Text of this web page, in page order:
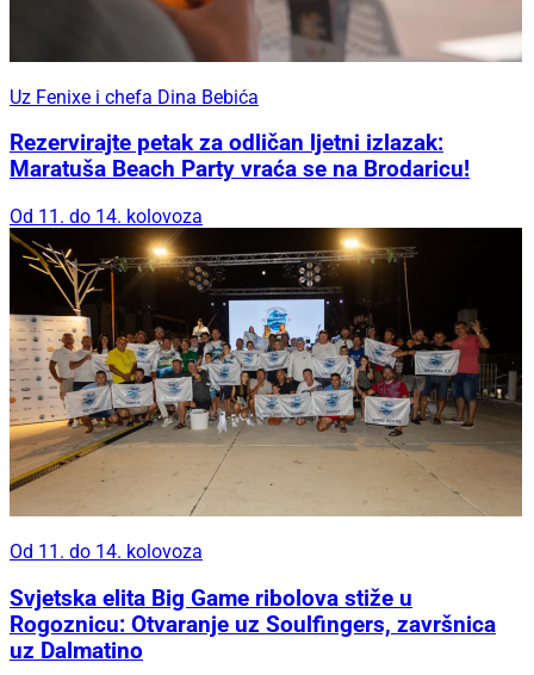
Uz Fenixe i chefa Dina Bebića
Rezervirajte petak za odličan ljetni izlazak:
Maratuša Beach Party vraća se na Brodaricu!
Od 11. do 14. kolovoza
Od 11. do 14. kolovoza
Svjetska elita Big Game ribolova stiže u
Rogoznicu: Otvaranje uz Soulfingers, završnica
uz Dalmatino